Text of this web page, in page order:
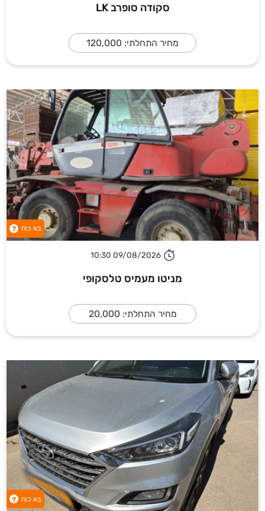
סקודה סופרב LK
מחיר התחלתי: 120,000
בא כוח ?
09/08/2026 10:30
מניטו מעמיס טלסקופי
מחיר התחלתי: 20,000
בא כוח ?